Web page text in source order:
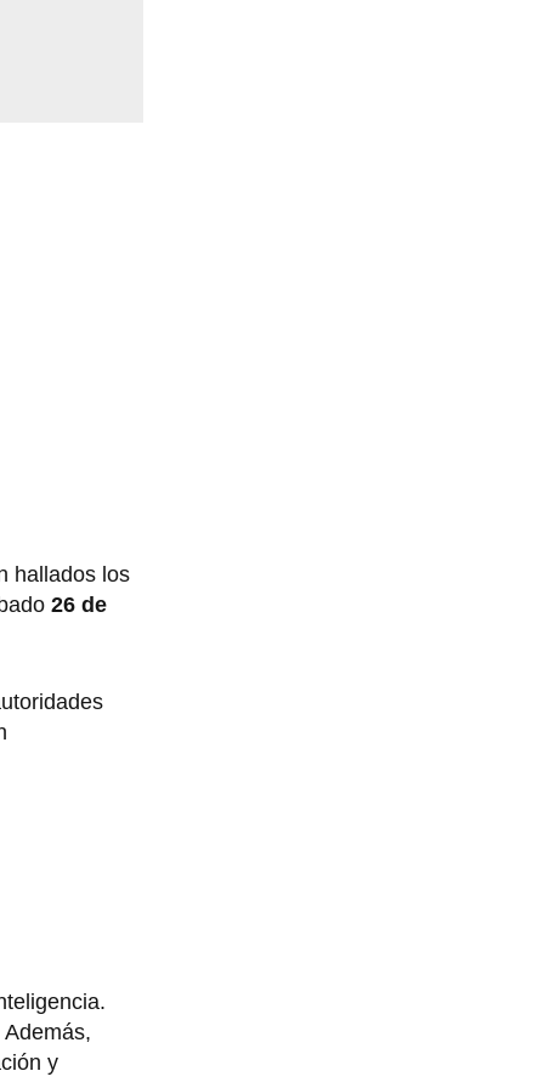
hallados los
26 de
y